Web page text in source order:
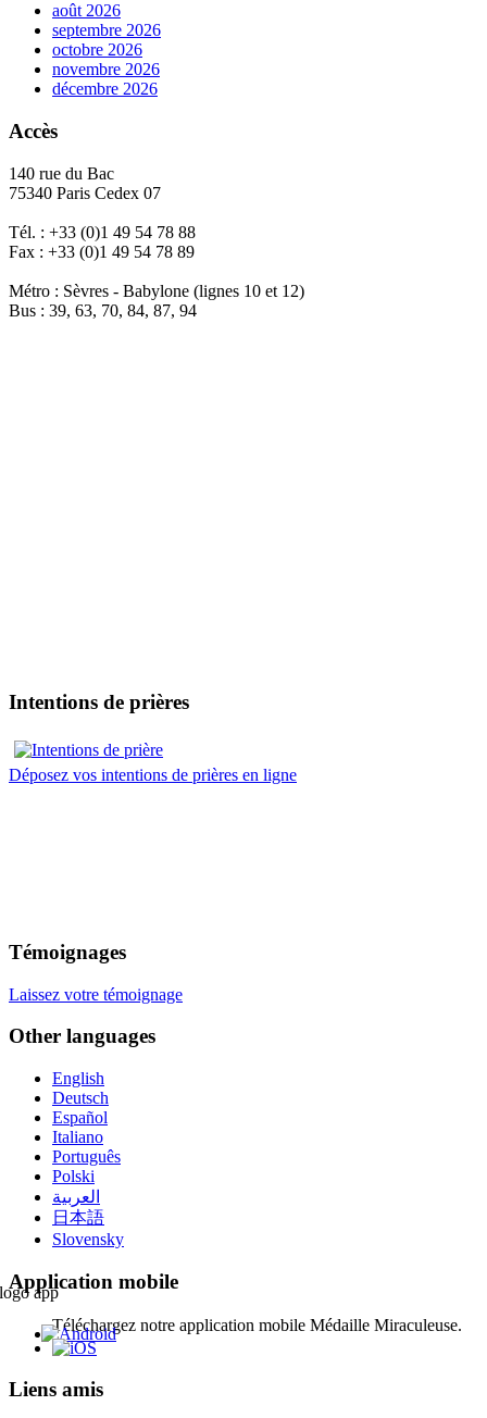
août 2026
septembre 2026
octobre 2026
novembre 2026
décembre 2026
Accès
140 rue du Bac
75340 Paris Cedex 07
Tél. : +33 (0)1 49 54 78 88
Fax : +33 (0)1 49 54 78 89
Métro : Sèvres - Babylone (lignes 10 et 12)
Bus : 39, 63, 70, 84, 87, 94
Intentions de prières
Déposez vos intentions de prières en ligne
Témoignages
Laissez votre témoignage
Other languages
English
Deutsch
Español
Italiano
Português
Polski
العربية
日本語
Slovensky
Application mobile
Téléchargez notre application mobile Médaille Miraculeuse.
Liens amis